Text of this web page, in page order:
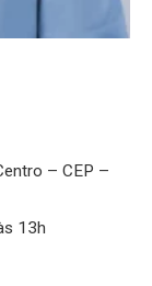
– CEP –
13h